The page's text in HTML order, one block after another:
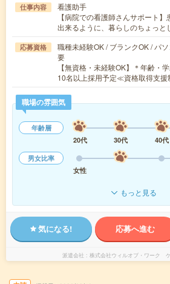
仕事内容
看護助手
【病院での看護師さんサポート
出来るように、暮らしのちょっ
応募資格
職種未経験OK / ブランクOK / パ
要
【無資格・未経験OK】＊年齢・
10名以上採用予定≪資格取得支
職場の雰囲気
年齢層
20代
30代 40代
男女比率
女性
もっと見る
気になる! 応募へ進む
派遣会社 株式会社ウィルオブ・ワーク